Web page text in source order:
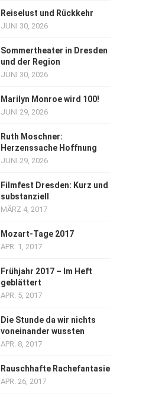
Reiselust und Rückkehr
JUNI 30, 2026
Sommertheater in Dresden
und der Region
JUNI 30, 2026
Marilyn Monroe wird 100!
JUNI 29, 2026
Ruth Moschner:
Herzenssache Hoffnung
JUNI 29, 2026
Filmfest Dresden: Kurz und
substanziell
MÄRZ 4, 2017
Mozart-Tage 2017
APR. 1, 2017
Frühjahr 2017 – Im Heft
geblättert
APR. 5, 2017
Die Stunde da wir nichts
voneinander wussten
APR. 8, 2017
Rauschhafte Rachefantasie
APR. 26, 2017